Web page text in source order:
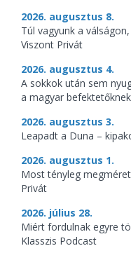
2026. augusztus 8.
Túl vagyunk a
Viszont Privát
2026. augusztus 4.
A sokkok után sem
a magyar
2026. augusztus 3.
Leapadt a Duna –
2026. augusztus 1.
Most tényleg
Privát
2026. július 28.
Miért fordulnak egyre
Klasszis Podcast